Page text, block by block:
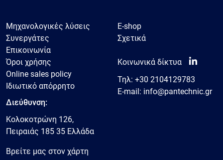
Μηχανολογικές λύσεις
Συνεργάτες
Επικοινωνία
E-shop
Σχετικά
Όροι χρήσης
Online sales policy
Ιδιωτικό απόρρητο
Κοινωνικά δίκτυα
Τηλ: +30 2104129783
E-mail: info@pantechnic.gr
Διεύθυνση:
Κολοκοτρώνη 126,
Πειραιάς 185 35 Ελλάδα
Βρείτε μας στον χάρτη